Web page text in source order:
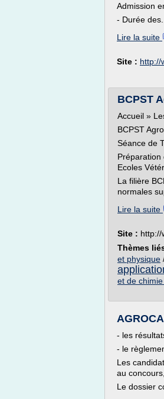
Admission
- Durée des...
Lire la suite
Site : http://
BCPST
Accueil »
BCPST
Séance de
Préparation
Ecoles
La filière
normales
Lire la suite
Site : http://
Thèmes
et physique
et de
- les
- le
Les
au
Le dossier